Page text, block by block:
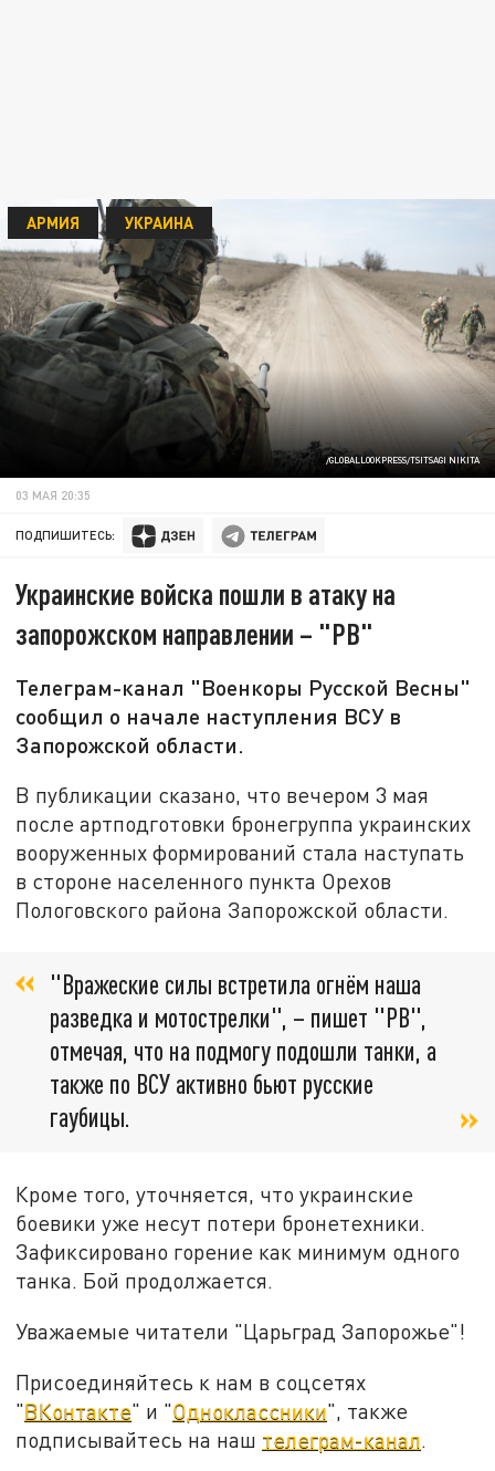
/GLOBALLOOKPRESS/TSITSAGI NIKITA
АРМИЯ УКРАИНА
03 МАЯ 20:35
ПОДПИШИТЕСЬ:
Украинские войска пошли в атаку на
запорожском направлении – "РВ"
Телеграм-канал "Военкоры Русской Весны"
сообщил о начале наступления ВСУ в
Запорожской области.
В публикации сказано, что вечером 3 мая
после артподготовки бронегруппа украинских
вооруженных формирований стала наступать
в стороне населенного пункта Орехов
Пологовского района Запорожской области.
"Вражеские силы встретила огнём наша
разведка и мотострелки", – пишет "РВ",
отмечая, что на подмогу подошли танки, а
также по ВСУ активно бьют русские
гаубицы.
Кроме того, уточняется, что украинские
боевики уже несут потери бронетехники.
Зафиксировано горение как минимум одного
танка. Бой продолжается.
Уважаемые читатели "Царьград Запорожье"!
Присоединяйтесь к нам в соцсетях
"ВКонтакте" и "Одноклассники", также
подписывайтесь на наш телеграм-канал.